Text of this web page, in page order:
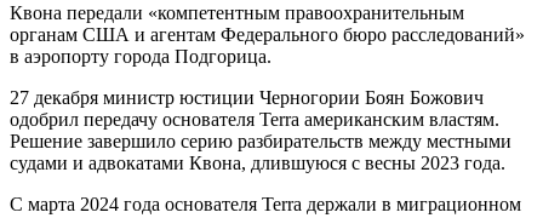
Квона передали «компетентным правоохранительным
органам США и агентам Федерального бюро расследований»
в аэропорту города Подгорица.
27 декабря министр юстиции Черногории Боян Божович
одобрил передачу основателя Terra американским властям.
Решение завершило серию разбирательств между местными
судами и адвокатами Квона, длившуюся с весны 2023 года.
С марта 2024 года основателя Terra держали в миграционном